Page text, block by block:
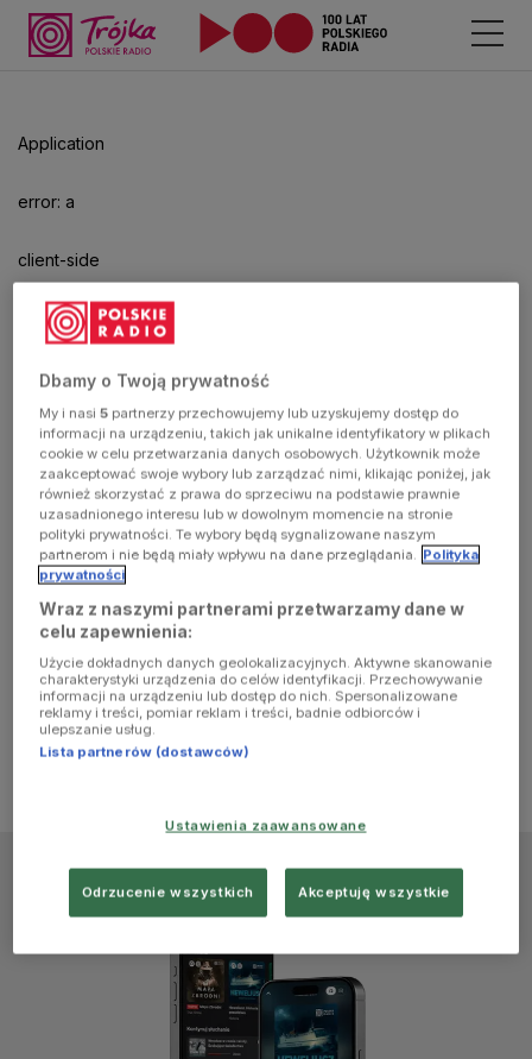
Application
error: a
client-side
exception
has
occurred
(see the
browser
console for
more
information)
aby
odtwarzać.
Dbamy o Twoją prywatność
My i nasi5 partnerzy przechowujemy lub uzyskujemy dostęp do
informacji na urządzeniu, takich jak unikalne identyfikatory w plikach
cookie w celu przetwarzania danych osobowych. Użytkownik może
zaakceptować swoje wybory lub zarządzać nimi, klikając poniżej, jak
również skorzystać z prawa do sprzeciwu na podstawie prawnie
uzasadnionego interesu lub w dowolnym momencie na stronie
polityki prywatności. Te wybory będą sygnalizowane naszym
partnerom i nie będą miały wpływu na dane przeglądania. Polityka
prywatności
Wraz z naszymi partnerami przetwarzamy dane w
celu zapewnienia:
Użycie dokładnych danych geolokalizacyjnych. Aktywne skanowanie
charakterystyki urządzenia do celów identyfikacji. Przechowywanie
informacji na urządzeniu lub dostęp do nich. Spersonalizowane
reklamy i treści, pomiar reklam i treści, badnie odbiorców i
ulepszanie usług.
Lista partnerów (dostawców)
Ustawienia zaawansowane
Odrzucenie wszystkich Akceptuję wszystkie